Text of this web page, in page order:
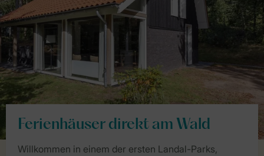
Ferienhäuser direkt am Wald
Willkommen in einem der ersten Landal-Parks,